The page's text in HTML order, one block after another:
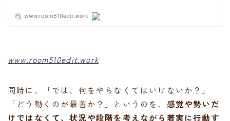
www.room510edit.work
同時に、「では、何をやらなくてはいけないか？」
「どう動くのが最善か？」というのを、 感覚や勢いだ
けではなくて、状況や段階を考えながら着実に行動す